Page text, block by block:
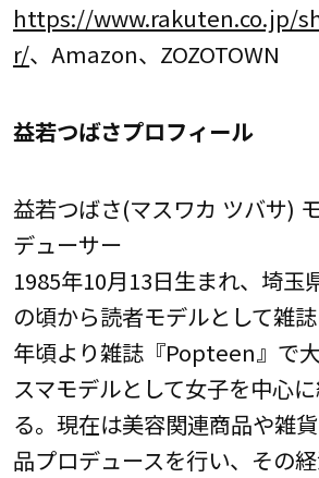
https://www.rakuten.co.jp/
r/、Amazon、ZOZOTOWN
益若つばさプロフィール
益若つばさ(マスワカ ツバサ)
デューサー
1985年10月13日生まれ、埼玉
の頃から読者モデルとして雑
年頃より雑誌『Popteen』で
スマモデルとして女子を中心
る。現在は美容関連商品や雑
品プロデュースを行い、その